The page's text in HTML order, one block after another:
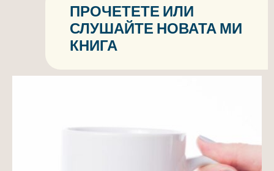
ПРОЧЕТЕТЕ ИЛИ
СЛУШАЙТЕ НОВАТА МИ
КНИГА